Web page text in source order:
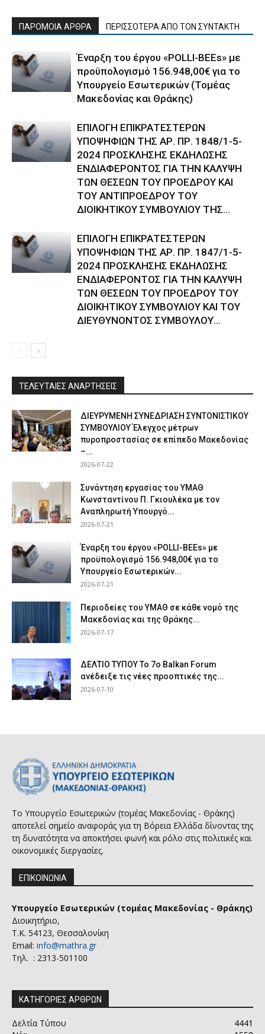
ΠΑΡΟΜΟΙΑ ΑΡΘΡΑ ΠΕΡΙΣΣΟΤΕΡΑ ΑΠΟ ΤΟΝ ΣΥΝΤΑΚΤΗ
Έναρξη του έργου «POLLI-BEEs» με
προϋπολογισμό 156.948,00€ για το
Υπουργείο Εσωτερικών (Τομέας
Μακεδονίας και Θράκης)
ΕΠΙΛΟΓΗ ΕΠΙΚΡΑΤΕΣΤΕΡΩΝ
ΥΠΟΨΗΦΙΩΝ ΤΗΣ ΑΡ. ΠΡ. 1848/1-5-
2024 ΠΡΟΣΚΛΗΣΗΣ ΕΚΔΗΛΩΣΗΣ
ΕΝΔΙΑΦΕΡΟΝΤΟΣ ΓΙΑ ΤΗΝ ΚΑΛΥΨΗ
ΤΩΝ ΘΕΣΕΩΝ ΤΟΥ ΠΡΟΕΔΡΟΥ ΚΑΙ
ΤΟΥ ΑΝΤΙΠΡΟΕΔΡΟΥ ΤΟΥ
ΔΙΟΙΚΗΤΙΚΟΥ ΣΥΜΒΟΥΛΙΟΥ ΤΗΣ...
ΕΠΙΛΟΓΗ ΕΠΙΚΡΑΤΕΣΤΕΡΩΝ
ΥΠΟΨΗΦΙΩΝ ΤΗΣ ΑΡ. ΠΡ. 1847/1-5-
2024 ΠΡΟΣΚΛΗΣΗΣ ΕΚΔΗΛΩΣΗΣ
ΕΝΔΙΑΦΕΡΟΝΤΟΣ ΓΙΑ ΤΗΝ ΚΑΛΥΨΗ
ΤΩΝ ΘΕΣΕΩΝ ΤΟΥ ΠΡΟΕΔΡΟΥ ΤΟΥ
ΔΙΟΙΚΗΤΙΚΟΥ ΣΥΜΒΟΥΛΙΟΥ ΚΑΙ ΤΟΥ
ΔΙΕΥΘΥΝΟΝΤΟΣ ΣΥΜΒΟΥΛΟΥ...
ΤΕΛΕΥΤΑΙΕΣ ΑΝΑΡΤΗΣΕΙΣ
ΔΙΕΥΡΥΜΕΝΗ ΣΥΝΕΔΡΙΑΣΗ ΣΥΝΤΟΝΙΣΤΙΚΟΥ
ΣΥΜΒΟΥΛΙΟΥ Έλεγχος μέτρων
πυροπροστασίας σε επίπεδο Μακεδονίας
–...
2026-07-22
Συνάντηση εργασίας του ΥΜΑΘ
Κωνσταντίνου Π. Γκιουλέκα με τον
Αναπληρωτή Υπουργό...
2026-07-21
Έναρξη του έργου «POLLI-BEEs» με
προϋπολογισμό 156.948,00€ για το
Υπουργείο Εσωτερικών...
2026-07-21
Περιοδείες του ΥΜΑΘ σε κάθε νομό της
Μακεδονίας και της Θράκης...
2026-07-17
ΔΕΛΤΙΟ ΤΥΠΟΥ Το 7ο Balkan Forum
ανέδειξε τις νέες προοπτικές της...
2026-07-10
Το Υπουργείο Εσωτερικών (τομέας Μακεδονίας - Θράκης)
αποτελεί σημείο αναφοράς για τη Βόρεια Ελλάδα δίνοντας της
τη δυνατότητα να αποκτήσει φωνή και ρόλο στις πολιτικές και
οικονομικές διεργασίες.
ΕΠΙΚΟΙΝΩΝΙΑ
Υπουργείο Εσωτερικών (τομέας Μακεδονίας - Θράκης)
Διοικητήριο,
Τ.Κ. 54123, Θεσσαλονίκη
Email: info@mathra.gr
Τηλ. : 2313-501100
ΚΑΤΗΓΟΡΙΕΣ ΑΡΘΡΩΝ
Δελτία Τύπου
4441